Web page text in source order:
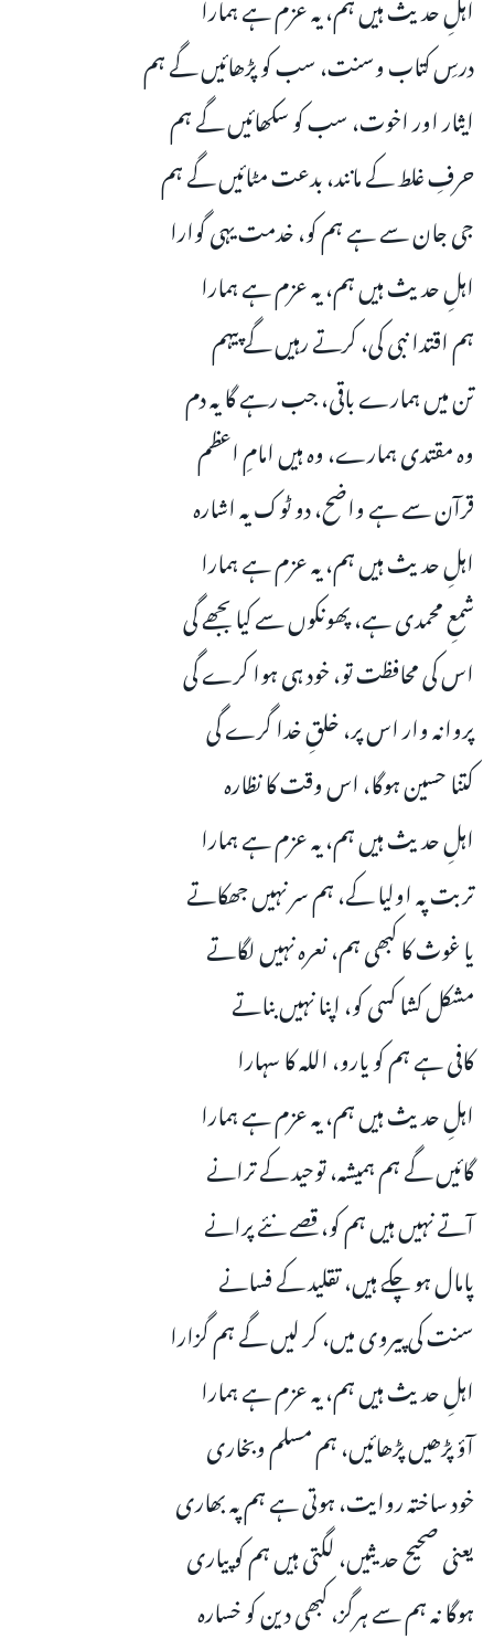
درسِ کتاب وسنت، سب کو پڑھائیں گے ہم
ایثار اور اخوت، سب کو سکھائیں گے ہم
حرفِ غلط کے مانند، بدعت مٹائیں گے ہم
جی جان سے ہے ہم کو، خدمت یہی گوارا
اہلِ حدیث ہیں ہم، یہ عزم ہے ہمارا
ہم اقتدا نبی کی، کرتے رہیں گے پیہم
تن میں ہمارے باقی، جب رہے گا یہ دم
وہ مقتدی ہمارے، وہ ہیں امامِ اعظم
قرآن سے ہے واضح، دو ٹوک یہ اشارہ
اہلِ حدیث ہیں ہم، یہ عزم ہے ہمارا
شمعِ محمدی ہے، پھونکوں سے کیا بجھے گی
اس کی محافظت تو، خود ہی ہوا کرے گی
پروانہ وار اس پر، خلقِ خدا گرے گی
کتنا حسین ہوگا، اس وقت کا نظارہ
اہلِ حدیث ہیں ہم، یہ عزم ہے ہمارا
تربت پہ اولیا کے، ہم سر نہیں جھکاتے
یا غوث کا کبھی ہم، نعرہ نہیں لگاتے
مشکل کشا کسی کو، اپنا نہیں بناتے
کافی ہے ہم کو یارو، اللہ کا سہارا
اہلِ حدیث ہیں ہم، یہ عزم ہے ہمارا
گائیں گے ہم ہمیشہ، توحید کے ترانے
آتے نہیں ہیں ہم کو، قصے نئے پرانے
پامال ہو چکے ہیں، تقلید کے فسانے
سنت کی پیروی میں، کر لیں گے ہم گزارا
اہلِ حدیث ہیں ہم، یہ عزم ہے ہمارا
آؤ پڑھیں پڑھائیں، ہم مسلم وبخاری
خود ساختہ روایت، ہوتی ہے ہم پہ بھاری
یعنی صحیح حدیثیں، لگتی ہیں ہم کو پیاری
ہوگا نہ ہم سے ہرگز، کبھی دین کو خسارہ